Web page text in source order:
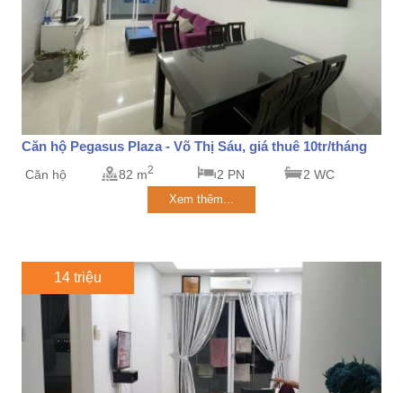
Căn hộ Pegasus Plaza - Võ Thị Sáu, giá thuê 10tr/tháng
Căn hộ 82 m2 2 PN 2 WC
Xem thêm...
14 triệu